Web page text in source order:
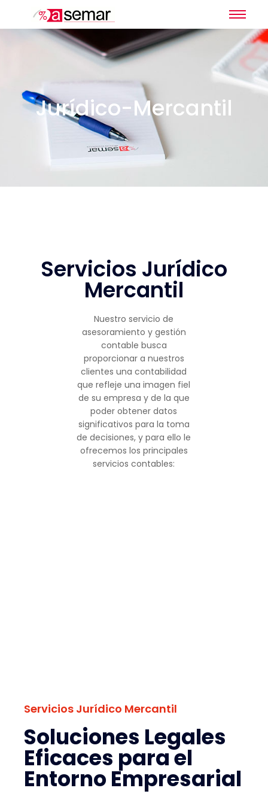
Jurídico-Mercantil
Servicios Jurídico
Mercantil
Nuestro servicio de
asesoramiento y gestión
contable busca
proporcionar a nuestros
clientes una contabilidad
que refleje una imagen fiel
de su empresa y de la que
poder obtener datos
significativos para la toma
de decisiones, y para ello le
ofrecemos los principales
servicios contables:
Servicios Jurídico Mercantil
Soluciones Legales
Eficaces para el
Entorno Empresarial